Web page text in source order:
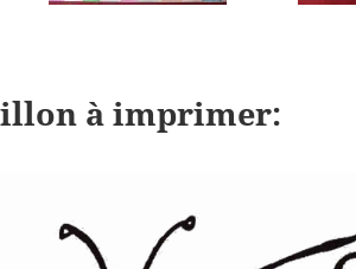
à imprimer: